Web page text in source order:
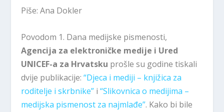
Piše: Ana Dokler
Povodom 1. Dana medijske pismenosti,
Agencija za elektroničke medije i Ured
UNICEF-a za Hrvatsku prošle su godine tiskali
dvije publikacije:“Djeca i mediji – knjižica za
roditelje i skrbnike” i“Slikovnica o medijima –
medijska pismenost za najmlađe”. Kako bi bile